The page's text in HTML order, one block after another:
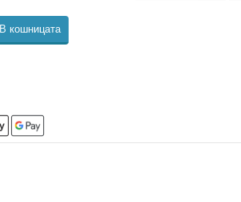
В кошницата